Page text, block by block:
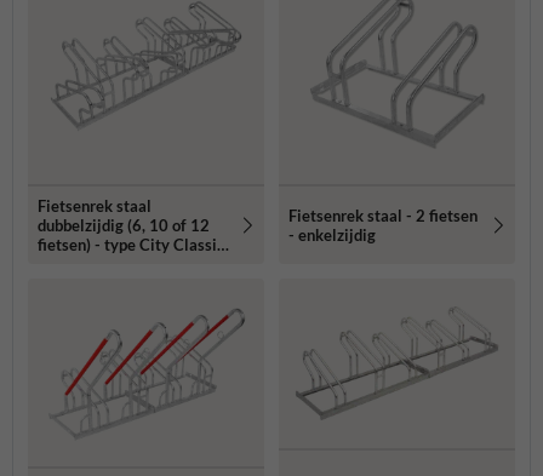
Fietsenrek staal
dubbelzijdig (6, 10 of 12
fietsen) - type City Classic
Fietsenrek staal - 2 fietsen
- enkelzijdig